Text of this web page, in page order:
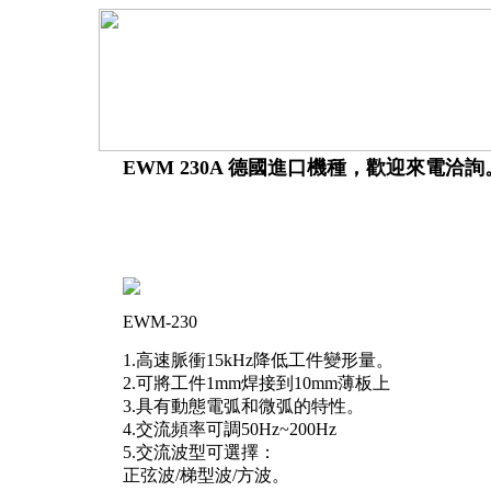
EWM 230A 德國進口機種，歡迎來電洽詢
EWM-230
1.高速脈衝15kHz降低工件變形量。
2.可將工件1mm焊接到10mm薄板上
3.具有動態電弧和微弧的特性。
4.交流頻率可調50Hz~200Hz
5.交流波型可選擇：
正弦波/梯型波/方波。